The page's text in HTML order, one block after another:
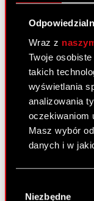
Wraz z
Twoje
takich
wyświetlania
analizowania
oczekiwaniom
Masz wybór
danych i w
zgody
Niezbędne
PDF ESPI
Raport
6 czerwca
Temat:
Zgromadzenie
ust. 1 pkt 2
Spółka